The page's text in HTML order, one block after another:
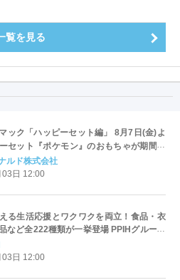
覧を見る
ック「ハッピーセット編」 8月7日(金)よ
セット『ポケモン』のおもちゃが期間限
ルド株式会社
日 12:00
る生活応援とワクワクを両立！食品・衣
など全222種類が一挙登場 PPIHグループ
セール 8月6日(木)より順次スタート
日 12:00